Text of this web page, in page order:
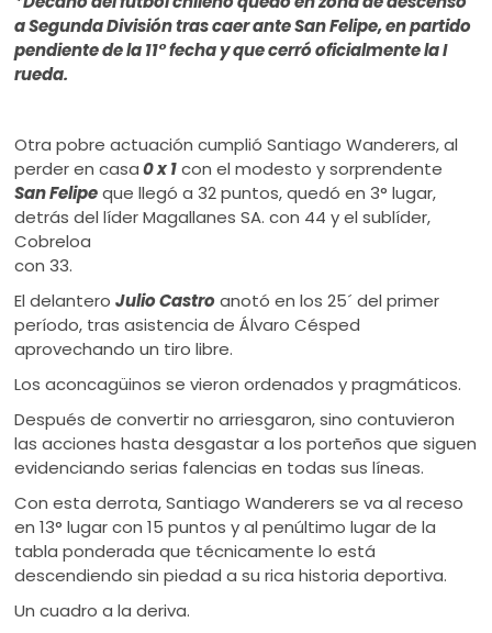
ú
a Segunda División tras caer ante San Felipe, en partido
pendiente de la 11° fecha y que cerró oficialmente la I
rueda.
Otra pobre actuación cumplió Santiago Wanderers, al
perder en casa0 x 1con el modesto y sorprendente
San Felipe que llegó a 32 puntos, quedó en 3° lugar,
detrás del líder Magallanes SA. con 44 y el sublíder,
Cobreloa
con 33.
El delanteroJulio Castroanotó en los 25´ del primer
período, tras asistencia de Álvaro Césped
aprovechando un tiro libre.
Los aconcagüinos se vieron ordenados y pragmáticos.
Después de convertir no arriesgaron, sino contuvieron
las acciones hasta desgastar a los porteños que siguen
evidenciando serias falencias en todas sus líneas.
Con esta derrota, Santiago Wanderers se va al receso
en 13° lugar con 15 puntos y al penúltimo lugar de la
tabla ponderada que técnicamente lo está
descendiendo sin piedad a su rica historia deportiva.
Un cuadro a la deriva.